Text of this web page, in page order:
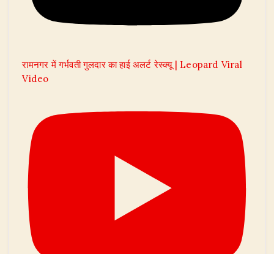
रामनगर में गर्भवती गुलदार का हाई अलर्ट रेस्क्यू | Leopard Viral
Video